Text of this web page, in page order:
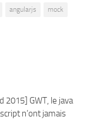
angularjs
mock
2015] GWT, le java
n’ont jamais